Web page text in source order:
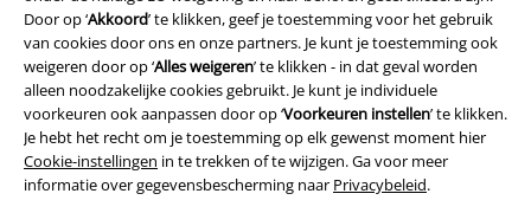
Door op ‘Akkoord’ te klikken, geef je toestemming voor het gebruik
van cookies door ons en onze partners. Je kunt je toestemming ook
weigeren door op ‘Alles weigeren’ te klikken - in dat geval worden
alleen noodzakelijke cookies gebruikt. Je kunt je individuele
voorkeuren ook aanpassen door op ‘Voorkeuren instellen’ te klikken.
Je hebt het recht om je toestemming op elk gewenst moment hier
Cookie-instellingen in te trekken of te wijzigen. Ga voor meer
informatie over gegevensbescherming naar Privacybeleid.
Verklaring van conformiteit
Informatie over toegankelijkheid
Cookie-instellingen
Annuleer bestelling